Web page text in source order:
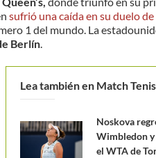
sufrió una caída en su duelo
1 del mundo. La
Berlín
Lea también en Match
Noskova
Wimbledon y
el WTA de